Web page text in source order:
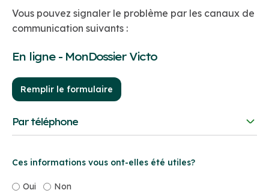
Vous pouvez signaler le problème par les canaux de
communication suivants :
En ligne - MonDossier Victo
Remplir le formulaire
Par téléphone
Ces informations vous ont-elles été utiles?
Oui Non